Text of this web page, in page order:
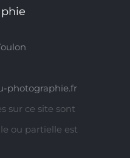
photographie.fr
sur ce site sont
ou partielle est